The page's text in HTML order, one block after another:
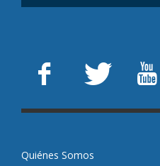
Quiénes Somos